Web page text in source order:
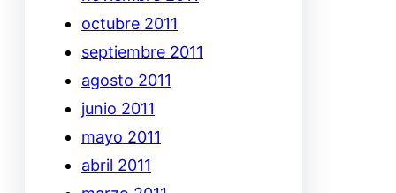
octubre 2011
septiembre 2011
agosto 2011
junio 2011
mayo 2011
abril 2011